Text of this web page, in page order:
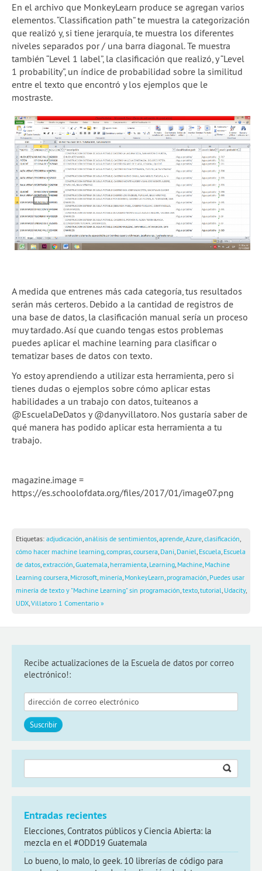
En el archivo que MonkeyLearn produce se agregan varios
elementos. “Classification path” te muestra la categorización
que realizó y, si tiene jerarquía, te muestra los diferentes
niveles separados por / una barra diagonal. Te muestra
también “Level 1 label”, la clasificación que realizó, y “Level
1 probability”, un índice de probabilidad sobre la similitud
entre el texto que encontró y los ejemplos que le
mostraste.
A medida que entrenes más cada categoría, tus resultados
serán más certeros. Debido a la cantidad de registros de
una base de datos, la clasificación manual sería un proceso
muy tardado. Así que cuando tengas estos problemas
puedes aplicar el machine learning para clasificar o
tematizar bases de datos con texto.
Yo estoy aprendiendo a utilizar esta herramienta, pero si
tienes dudas o ejemplos sobre cómo aplicar estas
habilidades a un trabajo con datos, tuiteanos a
@EscuelaDeDatos y @danyvillatoro. Nos gustaría saber de
qué manera has podido aplicar esta herramienta a tu
trabajo.
magazine.image =
https://es.schoolofdata.org/files/2017/01/image07.png
Etiquetas: adjudicación,análisis de sentimientos,aprende,Azure,clasificación,
cómo hacer machine learning,compras,coursera, Dani, Daniel, Escuela, Escuela
de datos,extracción,Guatemala, herramienta, Learning, Machine, Machine
Learning coursera, Microsoft, minería, MonkeyLearn, programación, Puedes usar
minería de texto y "Machine Learning" sin programación,texto,tutorial, Udacity,
UDX,Villatoro 1 Comentario »
Recibe actualizaciones de la Escuela de datos por correo
electrónico!:
Entradas recientes
Elecciones, Contratos públicos y Ciencia Abierta: la
mezcla en el #ODD19 Guatemala
Lo bueno, lo malo, lo geek. 10 librerías de código para